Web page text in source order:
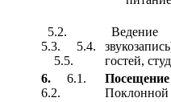
5.2.
5.3. 5.4.
5.5.
Ведение
гостей,
6. 6.1.
6.2.
Посещение